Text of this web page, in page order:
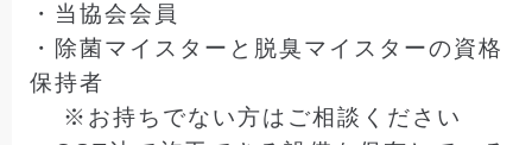
・当協会会員
・除菌マイスターと脱臭マイスターの資格
保持者
※お持ちでない方はご相談ください